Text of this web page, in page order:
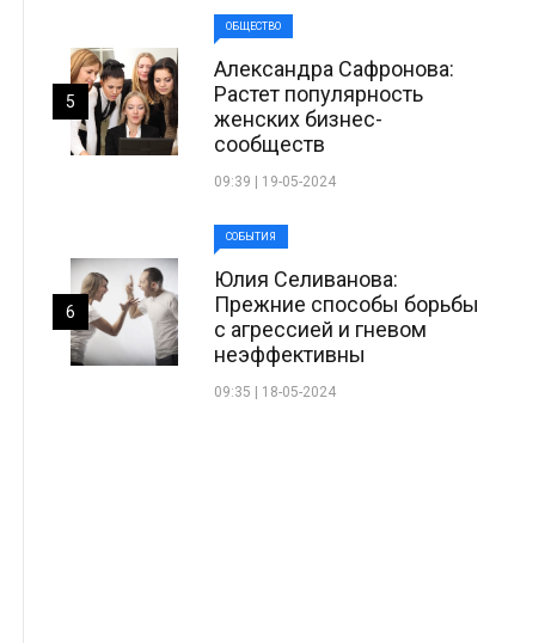
ОБЩЕСТВО
Александра Сафронова:
Растет популярность
женских бизнес-
сообществ
09:39 | 19-05-2024
5
СОБЫТИЯ
Юлия Селиванова:
Прежние способы борьбы
с агрессией и гневом
неэффективны
09:35 | 18-05-2024
6